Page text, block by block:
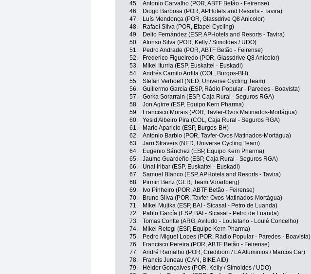
45.
Antonio Carvalho (POR, ABTF Betão - Feirense)
46.
Diogo Barbosa (POR, APHotels and Resorts - Tavira)
47.
Luís Mendonça (POR, Glassdrive Q8 Anicolor)
48.
Rafael Silva (POR, Efapel Cycling)
49.
Delio Fernández (ESP, APHotels and Resorts - Tavira)
50.
Afonso Silva (POR, Kelly / Simoldes / UDO)
51.
Pedro Andrade (POR, ABTF Betão - Feirense)
52.
Frederico Figueiredo (POR, Glassdrive Q8 Anicolor)
53.
Mikel Iturria (ESP, Euskaltel - Euskadi)
54.
Andrés Camilo Ardila (COL, Burgos-BH)
55.
Stefan Verhoeff (NED, Universe Cycling Team)
56.
Guillermo Garcia (ESP, Rádio Popular - Paredes - Boavista)
57.
Gorka Sorarrain (ESP, Caja Rural - Seguros RGA)
58.
Jon Agirre (ESP, Equipo Kern Pharma)
59.
Francisco Morais (POR, Tavfer-Ovos Matinados-Mortágua)
60.
Yesid Albeiro Pira (COL, Caja Rural - Seguros RGA)
61.
Mario Aparicio (ESP, Burgos-BH)
62.
António Barbio (POR, Tavfer-Ovos Matinados-Mortágua)
63.
Jarri Stravers (NED, Universe Cycling Team)
64.
Eugenio Sánchez (ESP, Equipo Kern Pharma)
65.
Jaume Guardeño (ESP, Caja Rural - Seguros RGA)
66.
Unai Iribar (ESP, Euskaltel - Euskadi)
67.
Samuel Blanco (ESP, APHotels and Resorts - Tavira)
68.
Pirmin Benz (GER, Team Vorarlberg)
69.
Ivo Pinheiro (POR, ABTF Betão - Feirense)
70.
Bruno Silva (POR, Tavfer-Ovos Matinados-Mortágua)
71.
Mikel Mujika (ESP, BAI - Sicasal - Petro de Luanda)
72.
Pablo García (ESP, BAI - Sicasal - Petro de Luanda)
73.
Tomas Contte (ARG, Aviludo - Louletano - Loulé Concelho)
74.
Mikel Retegi (ESP, Equipo Kern Pharma)
75.
Pedro Miguel Lopes (POR, Rádio Popular - Paredes - Boavista)
76.
Francisco Pereira (POR, ABTF Betão - Feirense)
77.
André Ramalho (POR, Credibom / LA Aluminios / Marcos Car)
78.
Francis Juneau (CAN, BIKE AID)
79.
Hélder Gonçalves (POR, Kelly / Simoldes / UDO)